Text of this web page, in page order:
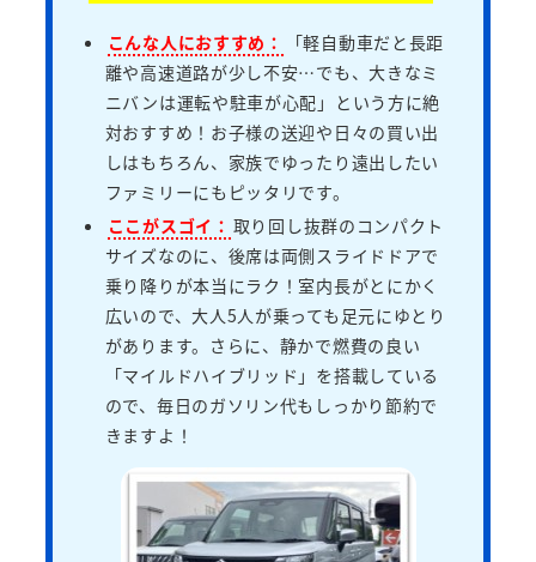
こんな人におすすめ：
「軽自動車だと長距
離や高速道路が少し不安…でも、大きなミ
ニバンは運転や駐車が心配」という方に絶
対おすすめ！お子様の送迎や日々の買い出
しはもちろん、家族でゆったり遠出したい
ファミリーにもピッタリです。
ここがスゴイ： 取り回し抜群のコンパクト
サイズなのに、後席は両側スライドドアで
乗り降りが本当にラク！室内長がとにかく
広いので、大人5人が乗っても足元にゆとり
があります。さらに、静かで燃費の良い
「マイルドハイブリッド」を搭載している
ので、毎日のガソリン代もしっかり節約で
きますよ！